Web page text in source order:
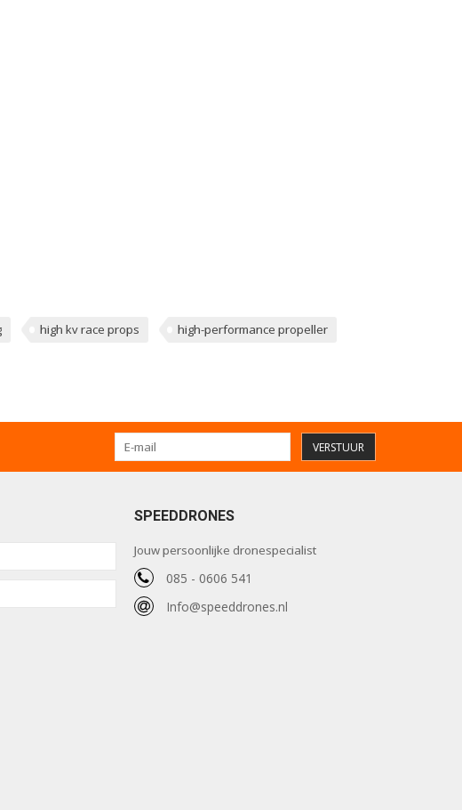
high kv race props high-performance propeller
VERSTUUR
SPEEDDRONES
Jouw persoonlijke dronespecialist
085 - 0606 541
Info@speeddrones.nl